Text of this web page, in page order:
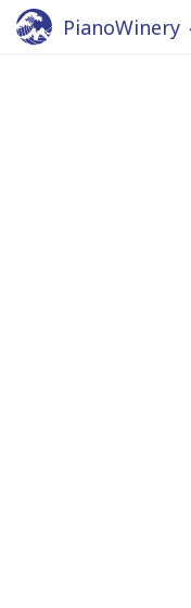
PianoWinery